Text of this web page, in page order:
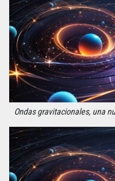
Ondas gravitacionales, una